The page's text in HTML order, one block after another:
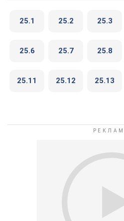
25.1 25.2 25.3
25.6 25.7 25.8
25.11 25.12 25.13